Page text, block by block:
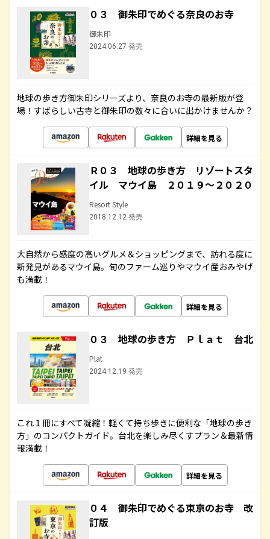
０３ 御朱印でめぐる奈良のお寺
御朱印
2024.06.27 発売
地球の歩き方御朱印シリーズより、奈良のお寺の最新版が登
場！すばらしい古寺と御朱印の数々に合いに出かけませんか？
詳細を見る
Ｒ０３ 地球の歩き方 リゾートスタ
イル マウイ島 ２０１９～２０２０
Resort Style
2018.12.12 発売
大自然から感度の高いグルメ＆ショッピングまで、訪れる度に
新発見があるマウイ島。旬のファーム巡りやマウイ産おみやげ
も満載！
詳細を見る
０３ 地球の歩き方 Ｐｌａｔ 台北
Plat
2024.12.19 発売
これ１冊にすべて凝縮！軽くて持ち歩きに便利な「地球の歩き
方」のコンパクトガイド。台北を楽しみ尽くすプラン＆最新情
報満載！
詳細を見る
０４ 御朱印でめぐる東京のお寺 改
訂版